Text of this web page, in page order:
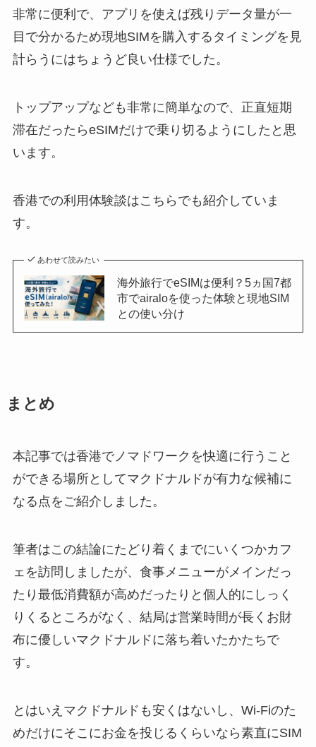
非常に便利で、アプリを使えば残りデータ量が一
目で分かるため現地SIMを購入するタイミングを見
計らうにはちょうど良い仕様でした。
トップアップなども非常に簡単なので、正直短期
滞在だったらeSIMだけで乗り切るようにしたと思
います。
香港での利用体験談はこちらでも紹介していま
す。
あわせて読みたい
海外旅行でeSIMは便利？5ヵ国7都
市でairaloを使った体験と現地SIM
との使い分け
まとめ
本記事では香港でノマドワークを快適に行うこと
ができる場所としてマクドナルドが有力な候補に
なる点をご紹介しました。
筆者はこの結論にたどり着くまでにいくつかカフ
ェを訪問しましたが、食事メニューがメインだっ
たり最低消費額が高めだったりと個人的にしっく
りくるところがなく、結局は営業時間が長くお財
布に優しいマクドナルドに落ち着いたかたちで
す。
とはいえマクドナルドも安くはないし、Wi-Fiのた
めだけにそこにお金を投じるくらいなら素直にSIM